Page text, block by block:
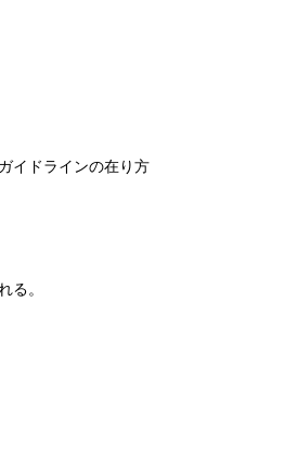
イドラインの在り方
る。